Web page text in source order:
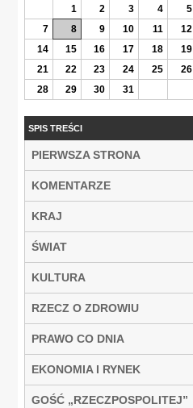
1
2 3 4 5
7
8 9 10 11 12
14
15 16 17 18 19
21
22 23 24 25 26
28
29 30 31
SPIS TREŚCI
PIERWSZA STRONA
KOMENTARZE
KRAJ
ŚWIAT
KULTURA
RZECZ O ZDROWIU
PRAWO CO DNIA
EKONOMIA I RYNEK
GOŚĆ „RZECZPOSPOLITEJ”